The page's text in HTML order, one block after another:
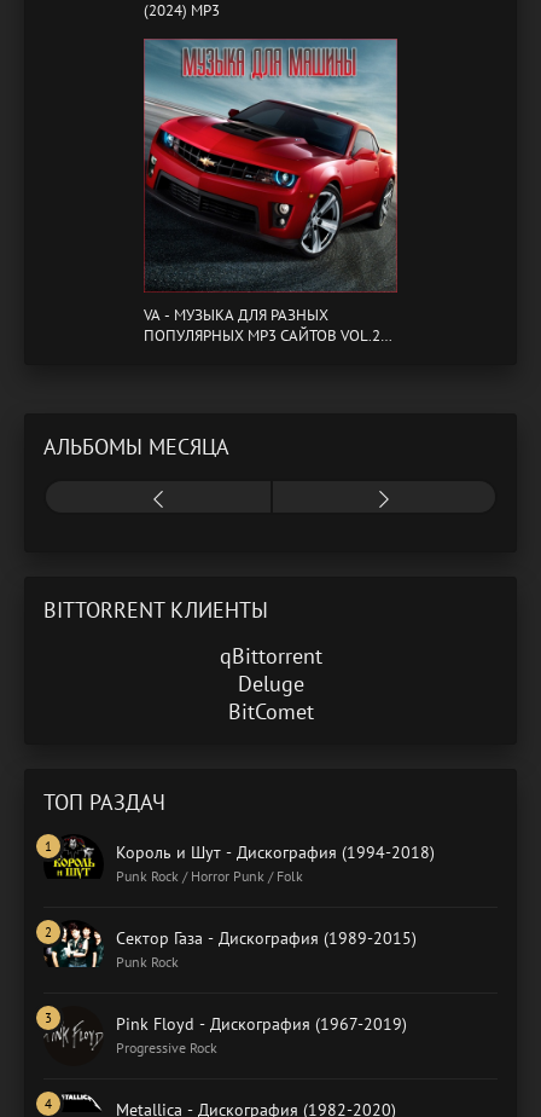
(2024) MP3
VA - МУЗЫКА ДЛЯ РАЗНЫХ
ПОПУЛЯРНЫХ MP3 САЙТОВ VOL.20
АЛЬБОМЫ МЕСЯЦА
BITTORRENT КЛИЕНТЫ
qBittorrent
Deluge
BitComet
ТОП РАЗДАЧ
Король и Шут - Дискография (1994-2018)
Punk Rock / Horror Punk / Folk
Сектор Газа - Дискография (1989-2015)
Punk Rock
Pink Floyd - Дискография (1967-2019)
Progressive Rock
Metallica - Дискография (1982-2020)